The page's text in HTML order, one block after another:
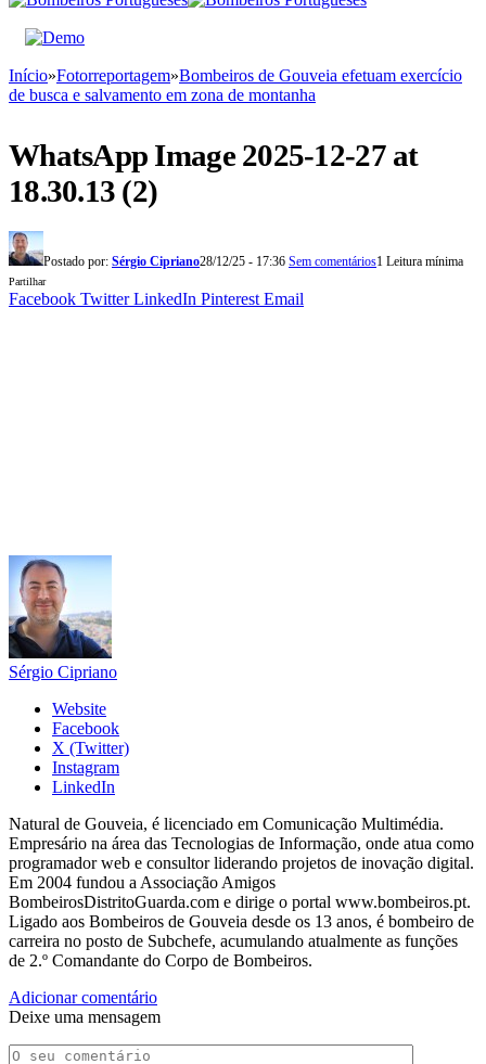
Início»Fotorreportagem»Bombeiros de Gouveia efetuam exercício
de busca e salvamento em zona de montanha
WhatsApp Image 2025-12-27 at
18.30.13 (2)
Postado por: Sérgio Cipriano28/12/25 - 17:36 Sem comentários1 Leitura mínima
Partilhar
Facebook Twitter LinkedIn Pinterest Email
Sérgio Cipriano
Website
Facebook
X (Twitter)
Instagram
LinkedIn
Natural de Gouveia, é licenciado em Comunicação Multimédia.
Empresário na área das Tecnologias de Informação, onde atua como
programador web e consultor liderando projetos de inovação digital.
Em 2004 fundou a Associação Amigos
BombeirosDistritoGuarda.com e dirige o portal www.bombeiros.pt.
Ligado aos Bombeiros de Gouveia desde os 13 anos, é bombeiro de
carreira no posto de Subchefe, acumulando atualmente as funções
de 2.º Comandante do Corpo de Bombeiros.
Adicionar comentário
Deixe uma mensagem